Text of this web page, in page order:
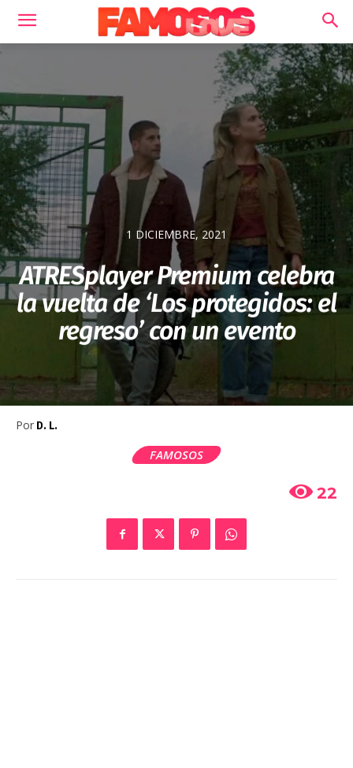
1 DICIEMBRE, 2021
ATRESplayer Premium celebra
la vuelta de ‘Los protegidos: el
regreso’ con un evento
Por D. L.
FAMOSOS
22